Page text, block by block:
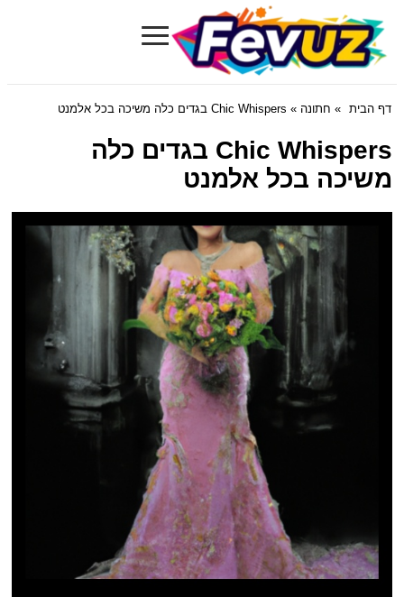
Fevuz.com
≡
דף הבית » חתונה » Chic Whispers בגדים כלה משיכה בכל אלמנט
Chic Whispers בגדים כלה
משיכה בכל אלמנט